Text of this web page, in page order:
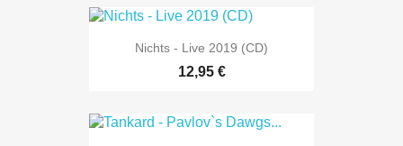
Nichts - Live 2019 (CD)
12,95 €